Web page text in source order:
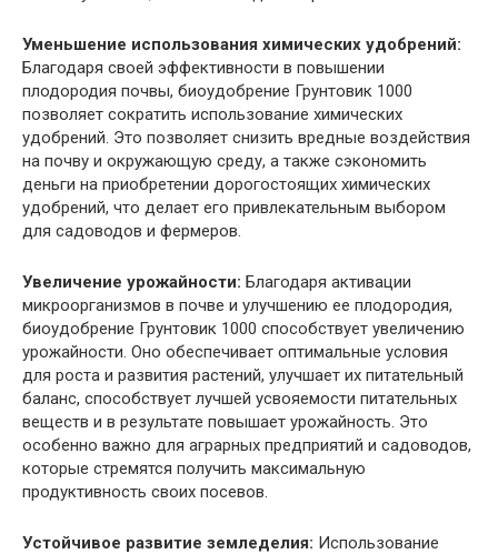
Уменьшение использования химических удобрений:
Благодаря своей эффективности в повышении
плодородия почвы, биоудобрение Грунтовик 1000
позволяет сократить использование химических
удобрений. Это позволяет снизить вредные воздействия
на почву и окружающую среду, а также сэкономить
деньги на приобретении дорогостоящих химических
удобрений, что делает его привлекательным выбором
для садоводов и фермеров.
Увеличение урожайности: Благодаря активации
микроорганизмов в почве и улучшению ее плодородия,
биоудобрение Грунтовик 1000 способствует увеличению
урожайности. Оно обеспечивает оптимальные условия
для роста и развития растений, улучшает их питательный
баланс, способствует лучшей усвояемости питательных
веществ и в результате повышает урожайность. Это
особенно важно для аграрных предприятий и садоводов,
которые стремятся получить максимальную
продуктивность своих посевов.
Устойчивое развитие земледелия: Использование